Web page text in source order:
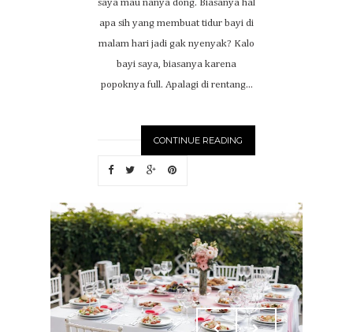
saya mau nanya dong. Biasanya hal
apa sih yang membuat tidur bayi di
malam hari jadi gak nyenyak? Kalo
bayi saya, biasanya karena
popoknya full. Apalagi di rentang...
CONTINUE READING